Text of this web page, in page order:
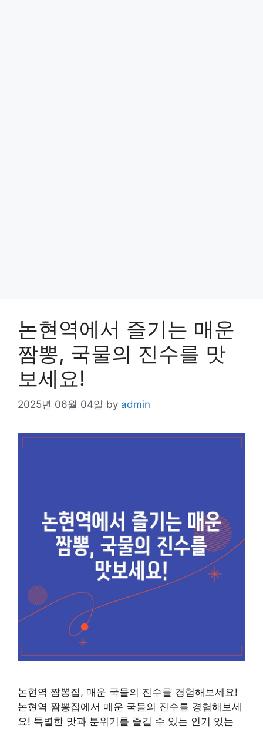
논현역에서 즐기는 매운
짬뽕, 국물의 진수를 맛
보세요!
2025년 06월 04일 by admin
논현역 짬뽕집, 매운 국물의 진수를 경험해보세요!
논현역 짬뽕집에서 매운 국물의 진수를 경험해보세
요! 특별한 맛과 분위기를 즐길 수 있는 인기 있는